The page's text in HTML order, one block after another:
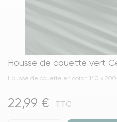
Housse de couette vert
Housse de couette en coton 140 x 200
22,99 € TTC